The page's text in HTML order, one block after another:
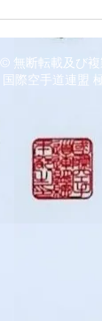
© 無断転載及び
国際空手道連盟